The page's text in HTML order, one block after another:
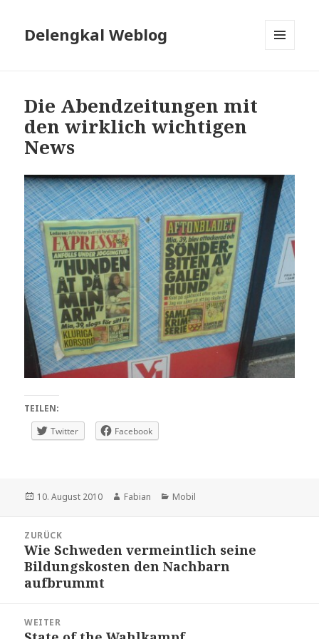
Delengkal Weblog
Die Abendzeitungen mit
den wirklich wichtigen
News
TEILEN:
Twitter
Facebook
Veröffentlicht
10. August 2010 Autor
Fabian Kategorien
Mobil
ZURÜCK
Vorheriger
Beitrag:
Wie Schweden vermeintlich seine
Bildungskosten den Nachbarn
aufbrummt
WEITER